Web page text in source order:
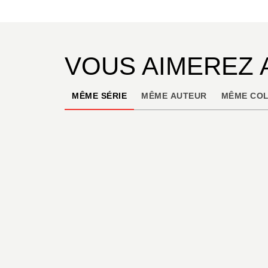
VOUS AIMEREZ
MÊME SÉRIE MÊME AUTEUR MÊME